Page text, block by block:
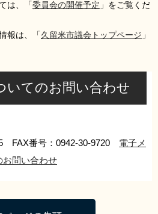
は、「 委員会の開催予定 」をご覧くだ
報は、「 久留米市議会トップページ 」
いてのお問い合わせ
FAX番号：0942-30-9720 電子メ
お問い合わせ